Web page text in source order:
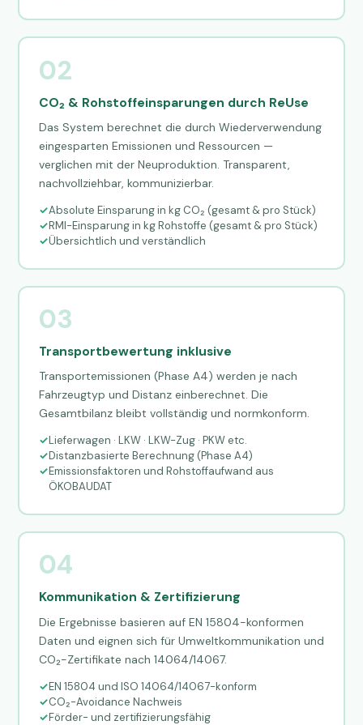
02
CO₂ & Rohstoffeinsparungen durch ReUse
Das System berechnet die durch Wiederverwendung
eingesparten Emissionen und Ressourcen —
verglichen mit der Neuproduktion. Transparent,
nachvollziehbar, kommunizierbar.
Absolute Einsparung in kg CO₂ (gesamt & pro Stück)
RMI-Einsparung in kg Rohstoffe (gesamt & pro Stück)
Übersichtlich und verständlich
03
Transportbewertung inklusive
Transportemissionen (Phase A4) werden je nach
Fahrzeugtyp und Distanz einberechnet. Die
Gesamtbilanz bleibt vollständig und normkonform.
Lieferwagen · LKW · LKW-Zug · PKW etc.
Distanzbasierte Berechnung (Phase A4)
Emissionsfaktoren und Rohstoffaufwand aus
ÖKOBAUDAT
04
Kommunikation & Zertifizierung
Die Ergebnisse basieren auf EN 15804-konformen
Daten und eignen sich für Umweltkommunikation und
CO₂-Zertifikate nach 14064/14067.
EN 15804 und ISO 14064/14067-konform
CO₂-Avoidance Nachweis
Förder- und zertifizierungsfähig